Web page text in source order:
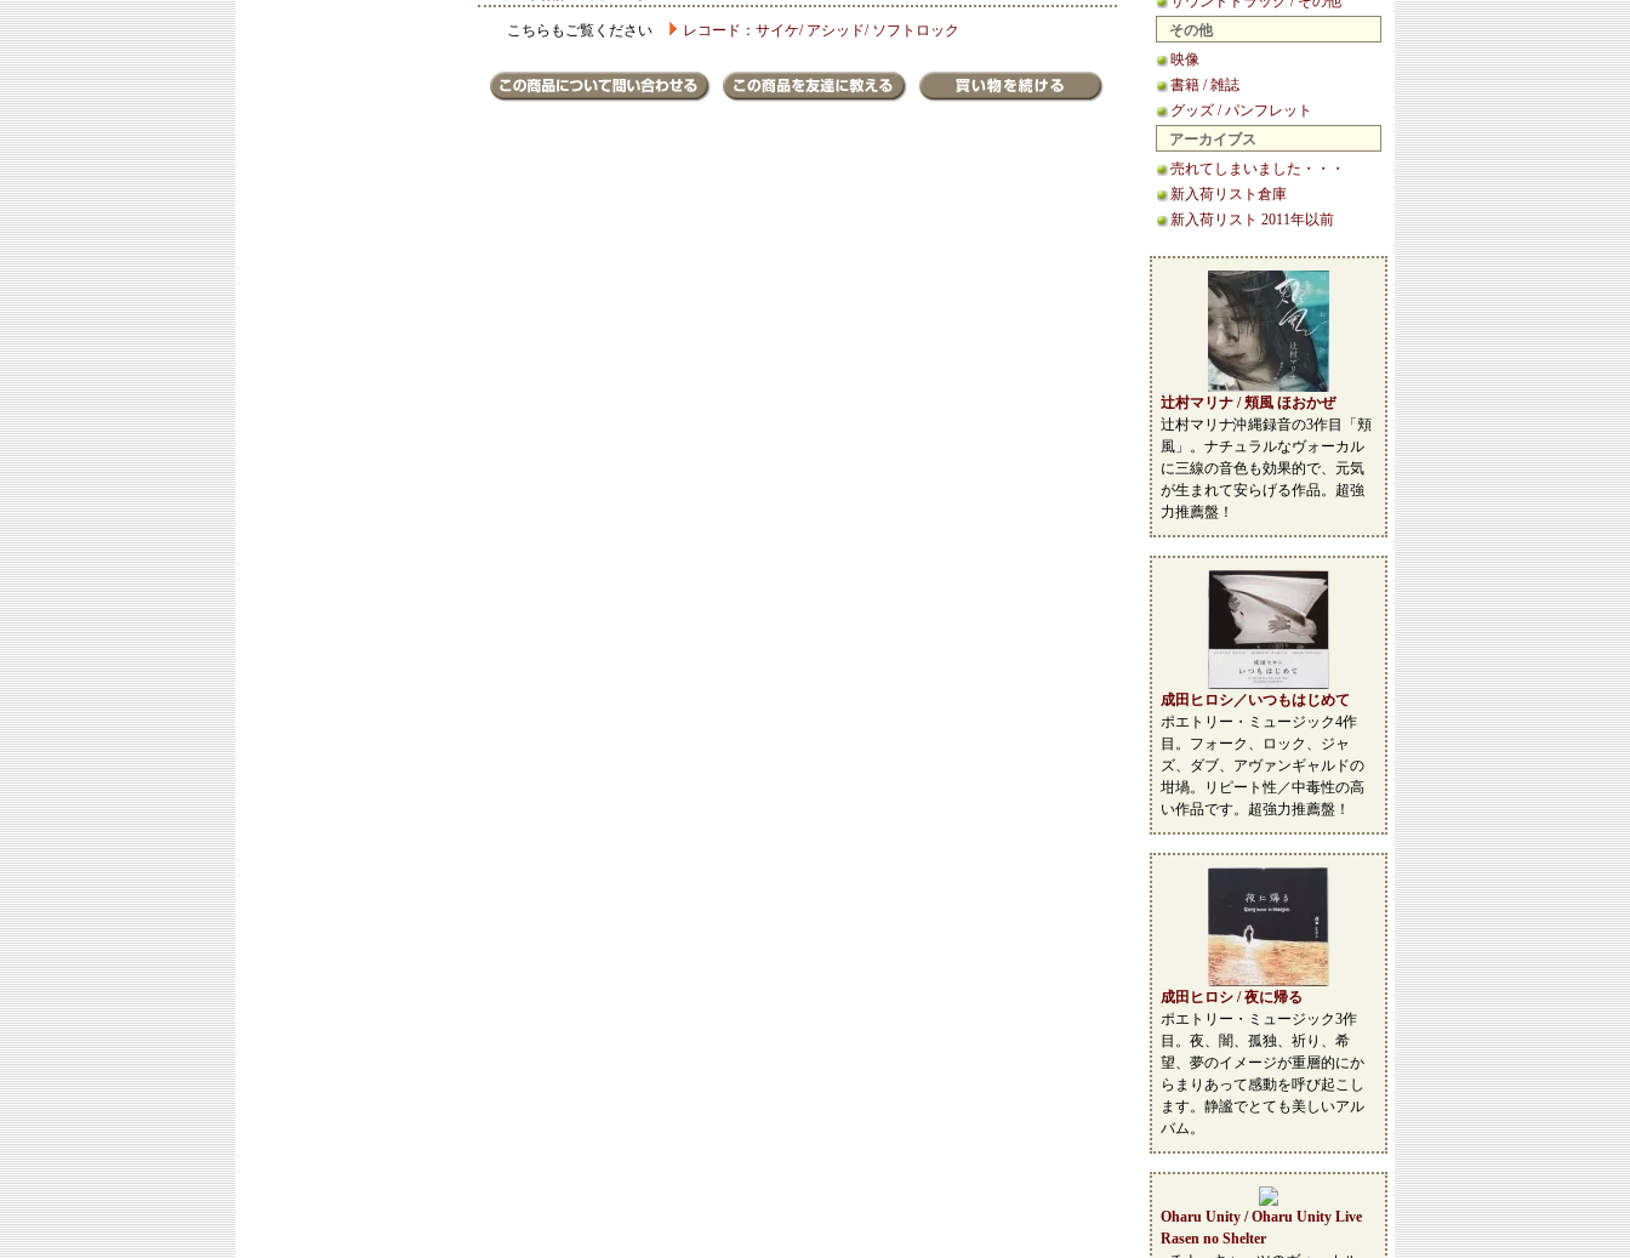
その他
映像
書籍 / 雑誌
グッズ / パンフレット
アーカイブス
売れてしまいました・・・
新入荷リスト倉庫
新入荷リスト 2011年以前
辻村マリナ / 頬風 ほおかぜ
辻村マリナ沖縄録音の3作目「頬
風」。ナチュラルなヴォーカル
に三線の音色も効果的で、元気
が生まれて安らげる作品。超強
力推薦盤！
成田ヒロシ／いつもはじめて
ポエトリー・ミュージック4作
目。フォーク、ロック、ジャ
ズ、ダブ、アヴァンギャルドの
坩堝。リピート性／中毒性の高
い作品です。超強力推薦盤！
成田ヒロシ / 夜に帰る
ポエトリー・ミュージック3作
目。夜、闇、孤独、祈り、希
望、夢のイメージが重層的にか
らまりあって感動を呼び起こし
ます。静謐でとても美しいアル
バム。
Oharu Unity / Oharu Unity Live
Rasen no Shelter
こちらもご覧ください レコード：サイケ/ アシッド/ ソフトロック